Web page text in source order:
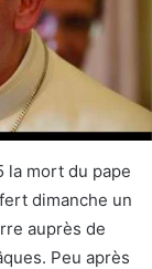
la mort du pape
dimanche un
auprès de
Peu après